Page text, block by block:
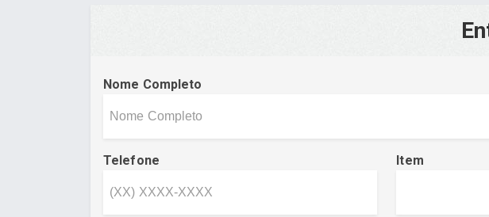
Nome Completo
Telefone Item